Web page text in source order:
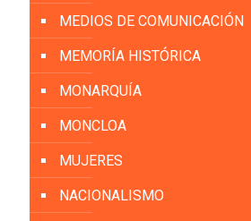
MEDIOS DE COMUNICACIÓN
MEMORÍA HISTÓRICA
MONARQUÍA
MONCLOA
MUJERES
NACIONALISMO